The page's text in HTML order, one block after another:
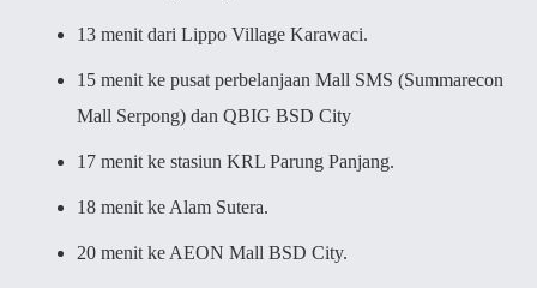
13 menit dari Lippo Village Karawaci.
15 menit ke pusat perbelanjaan Mall SMS (Summarecon
Mall Serpong) dan QBIG BSD City
17 menit ke stasiun KRL Parung Panjang.
18 menit ke Alam Sutera.
20 menit ke AEON Mall BSD City.